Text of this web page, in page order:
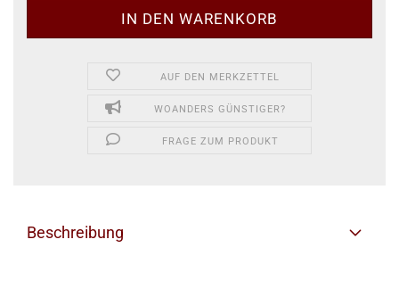
AUF DEN MERKZETTEL
WOANDERS GÜNSTIGER?
FRAGE ZUM PRODUKT
Beschreibung